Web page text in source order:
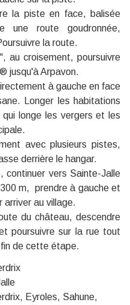
la piste en face, balisée
une route goudronnée,
la route.
au croisement, poursuivre
jusqu'à Arpavon.
à gauche en face
Longer les habitations
longe les vergers et les
avec plusieurs pistes,
derrière le hangar.
continuer vers Sainte-Jalle
m, prendre à gauche et
arriver au village.
du château, descendre
poursuivre sur la rue tout
de cette étape.
Eyroles, Sahune,